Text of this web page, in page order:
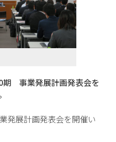
事業発展計画発表会を
展計画発表会を開催い